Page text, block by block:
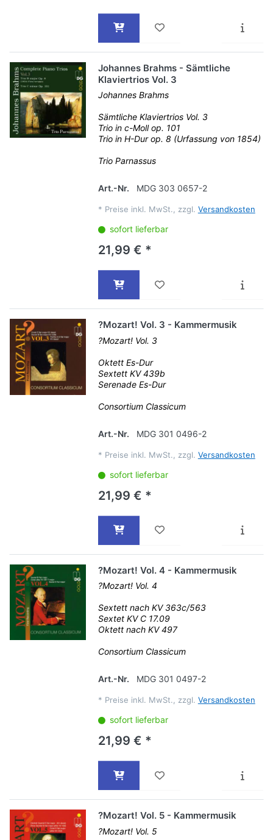
Johannes Brahms - Sämtliche
Klaviertrios Vol. 3
Johannes Brahms
Sämtliche Klaviertrios Vol. 3
Trio in c-Moll op. 101
Trio in H-Dur op. 8 (Urfassung von 1854)
Trio Parnassus
Art.-Nr. MDG 303 0657-2
* Preise inkl. MwSt., zzgl. Versandkosten
sofort lieferbar
21,99 € *
?Mozart! Vol. 3 - Kammermusik
?Mozart! Vol. 3
Oktett Es-Dur
Sextett KV 439b
Serenade Es-Dur
Consortium Classicum
Art.-Nr. MDG 301 0496-2
* Preise inkl. MwSt., zzgl. Versandkosten
sofort lieferbar
21,99 € *
?Mozart! Vol. 4 - Kammermusik
?Mozart! Vol. 4
Sextett nach KV 363c/563
Sextet KV C 17.09
Oktett nach KV 497
Consortium Classicum
Art.-Nr. MDG 301 0497-2
* Preise inkl. MwSt., zzgl. Versandkosten
sofort lieferbar
21,99 € *
?Mozart! Vol. 5 - Kammermusik
?Mozart! Vol. 5